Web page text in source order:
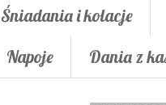
Śniadania i kolacje
Napoje Dania z